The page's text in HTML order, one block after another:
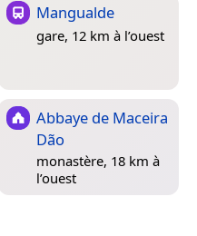
Mangualde
gare, 12 km à l’ouest
Abbaye de Maceira
Dão
monastère, 18 km à
l’ouest